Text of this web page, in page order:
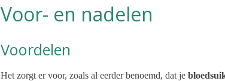
Voor- en nadelen
Voordelen
Het zorgt er voor, zoals al eerder benoemd, dat je